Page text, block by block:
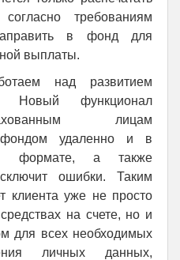
требованиям
в фонд для
выплаты.
над развитием
Новый функционал
лицам
фондом удаленно и в
формате, а также
ошибки. Таким
клиента уже не просто
на счете, но и
для всех необходимых
личных данных,